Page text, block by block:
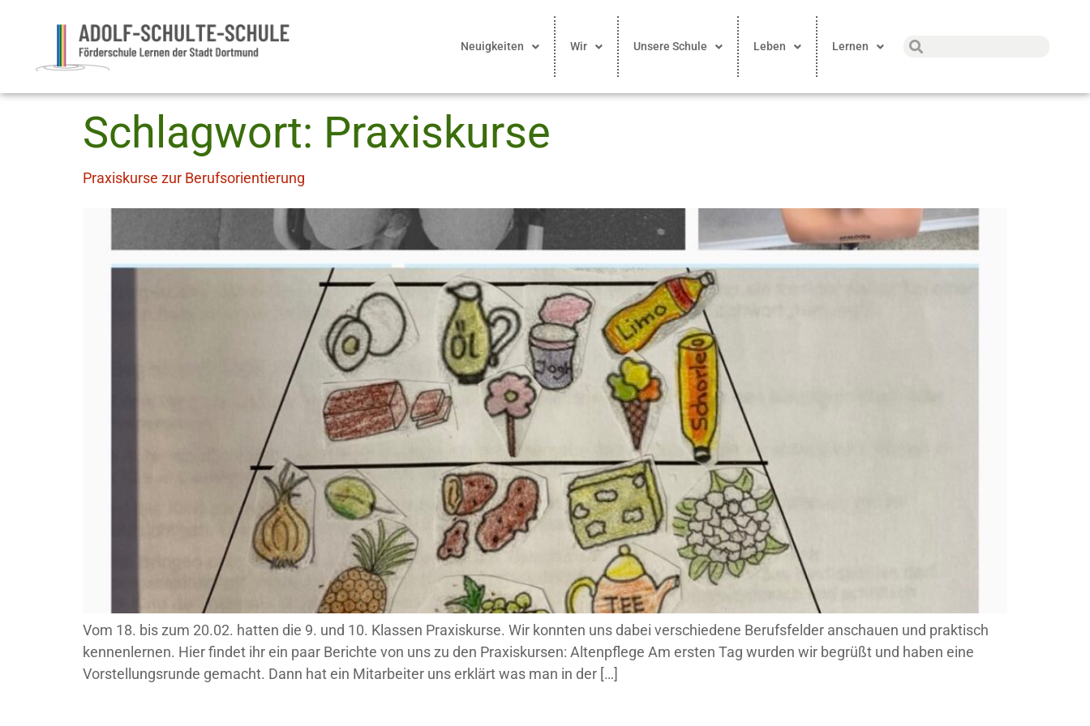
Neuigkeiten Wir Unsere Schule Leben Lernen
Schlagwort: Praxiskurse
Praxiskurse zur Berufsorientierung
Vom 18. bis zum 20.02. hatten die 9. und 10. Klassen Praxiskurse. Wir konnten uns dabei verschiedene Berufsfelder anschauen und praktisch
kennenlernen. Hier findet ihr ein paar Berichte von uns zu den Praxiskursen: Altenpflege Am ersten Tag wurden wir begrüßt und haben eine
Vorstellungsrunde gemacht. Dann hat ein Mitarbeiter uns erklärt was man in der […]